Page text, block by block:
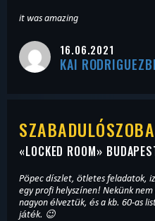
it was amazing
16.06.2021
KAI
«LOCKED ROOM»
Pöpec díszlet, ötletes feladatok,
egy profi helyszínen! Nekünk
nagyon élveztük, és a kb. 60-as
játék. 😉